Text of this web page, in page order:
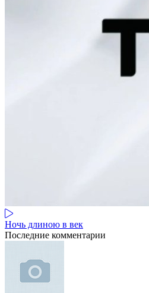
Ночь длиною в век
Последние комментарии